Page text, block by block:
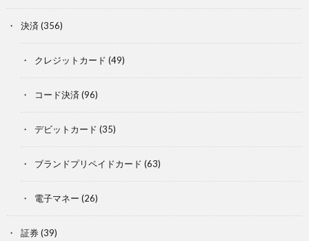
決済 (356)
クレジットカード (49)
コード決済 (96)
デビットカード (35)
ブランドプリペイドカード (63)
電子マネー (26)
証券(39)